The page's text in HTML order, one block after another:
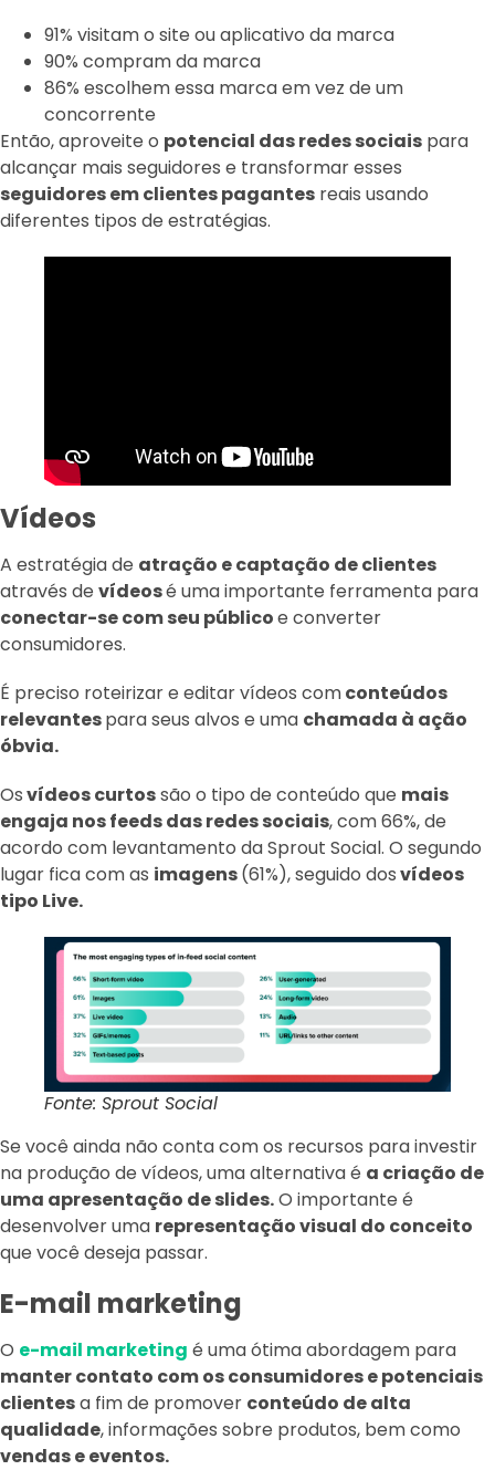
91% visitam o site ou aplicativo da marca
90% compram da marca
86% escolhem essa marca em vez de um
concorrente
Então, aproveite o potencial das redes sociais para
alcançar mais seguidores e transformar esses
seguidores em clientes pagantes reais usando
diferentes tipos de estratégias.
Vídeos
A estratégia de atração e captação de clientes
através de vídeosé uma importante ferramenta para
conectar-se com seu públicoe converter
consumidores.
É preciso roteirizar e editar vídeos comconteúdos
relevantespara seus alvos e uma chamada à ação
óbvia.
Osvídeos curtossão o tipo de conteúdo que mais
engaja nos feeds das redes sociais, com 66%, de
acordo com levantamento da Sprout Social. O segundo
lugar fica com as imagens(61%), seguido dosvídeos
tipo Live.
Fonte: Sprout Social
Se você ainda não conta com os recursos para investir
na produção de vídeos, uma alternativa é a criação de
uma apresentação de slides.O importante é
desenvolver uma representação visual do conceito
que você deseja passar.
E-mail marketing
O e-mail marketing é uma ótima abordagem para
manter contato com os consumidores e potenciais
clientesa fim de promover conteúdo de alta
qualidade, informações sobre produtos, bem como
vendas e eventos.